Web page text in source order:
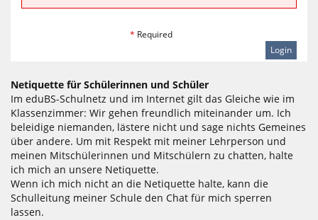
* Required
Netiquette für Schülerinnen und Schüler
Im eduBS-Schulnetz und im Internet gilt das Gleiche wie im
Klassenzimmer: Wir gehen freundlich miteinander um. Ich
beleidige niemanden, lästere nicht und sage nichts Gemeines
über andere. Um mit Respekt mit meiner Lehrperson und
meinen Mitschülerinnen und Mitschülern zu chatten, halte
ich mich an unsere Netiquette.
Wenn ich mich nicht an die Netiquette halte, kann die
Schulleitung meiner Schule den Chat für mich sperren
lassen.